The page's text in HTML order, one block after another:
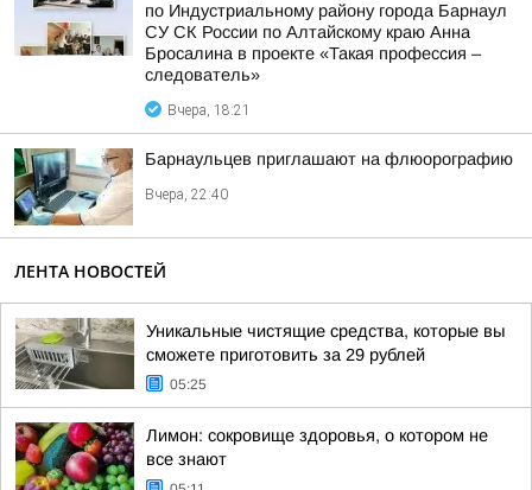
по Индустриальному району города Барнаул
СУ СК России по Алтайскому краю Анна
Бросалина в проекте «Такая профессия –
следователь»
Вчера, 18:21
Барнаульцев приглашают на флюорографию
Вчера, 22:40
ЛЕНТА НОВОСТЕЙ
Уникальные чистящие средства, которые вы
сможете приготовить за 29 рублей
05:25
Лимон: сокровище здоровья, о котором не
все знают